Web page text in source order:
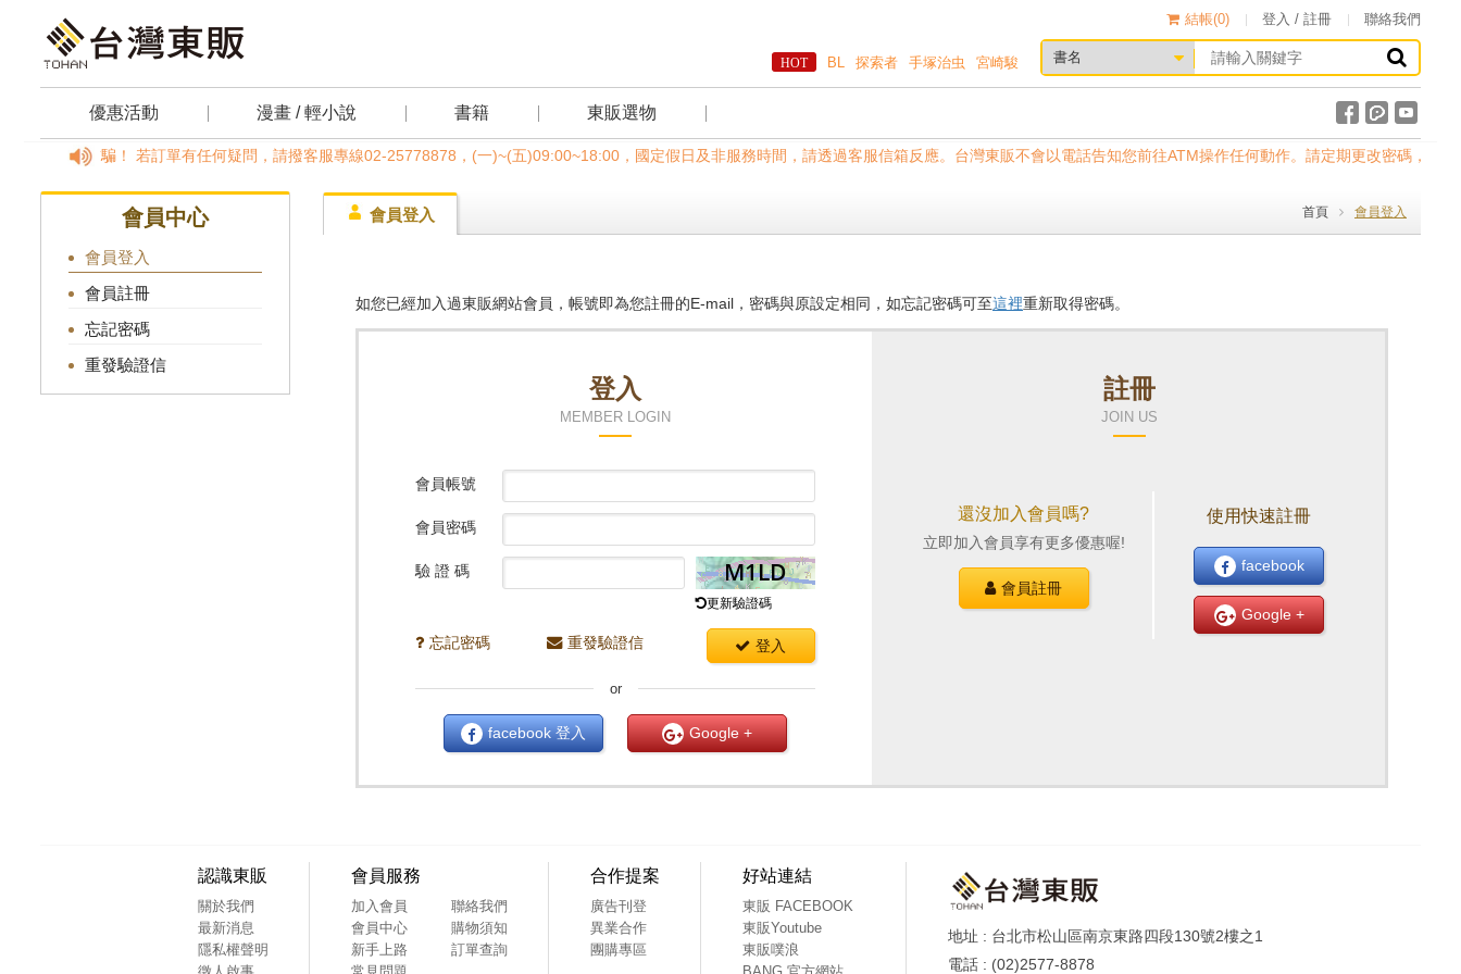
結帳(0) 登入 / 註冊 聯絡我們
BL 探索者 手塚治虫 宮崎駿
優惠活動 漫畫 / 輕小說 書籍 東販選物
小心詐騙！ 若訂單有任何疑問，請撥客服專線02-25778878，(一)~(五)09:00~18:00，國定假日及非服務時間，請透過客服信箱反應。台灣東販不會以電話告知您前往ATM操作任何動作。請定期更改密碼，以確保
會員登入 首頁 會員登入
如您已經加入過東販網站會員，帳號即為您註冊的E-mail，密碼與原設定相同，如忘記密碼可至這裡重新取得密碼。
登入
MEMBER LOGIN
會員帳號
會員密碼
驗 證 碼
更新驗證碼
忘記密碼 重發驗證信 登入
or
facebook登入 Google +
註冊
JOIN US
還沒加入會員嗎?
立即加入會員享有更多優惠喔!
會員註冊
使用快速註冊
facebook
Google +
會員中心
會員登入
會員註冊
忘記密碼
重發驗證信
認識東販
關於我們
最新消息
隱私權聲明
會員服務
加入會員
會員中心
新手上路
聯絡我們
購物須知
訂單查詢
合作提案
廣告刊登
異業合作
團購專區
好站連結
東販 FACEBOOK
東販Youtube
東販噗浪
台北市松山區南京東路四段130號2樓之1
(02)2577-8878